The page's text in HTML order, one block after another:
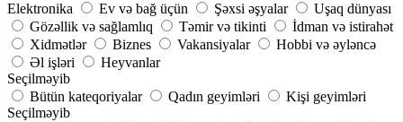
Elektronika
Ev və bağ üçün Şəxsi əşyalar
Uşaq dünyası
Gözəllik və sağlamlıq
Təmir və tikinti
İdman və istirahət
Xidmətlər
Biznes Vakansiyalar
Hobbi və əyləncə
Əl işləri
Heyvanlar
Seçilməyib
Bütün kateqoriyalar
Qadın geyimləri
Kişi geyimləri
Seçilməyib